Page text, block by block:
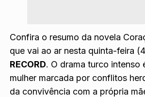
Confira o resumo da novela
que vai ao ar nesta quinta-feira
RECORD. O drama turco intenso
mulher marcada por conflitos
da convivência com a própria